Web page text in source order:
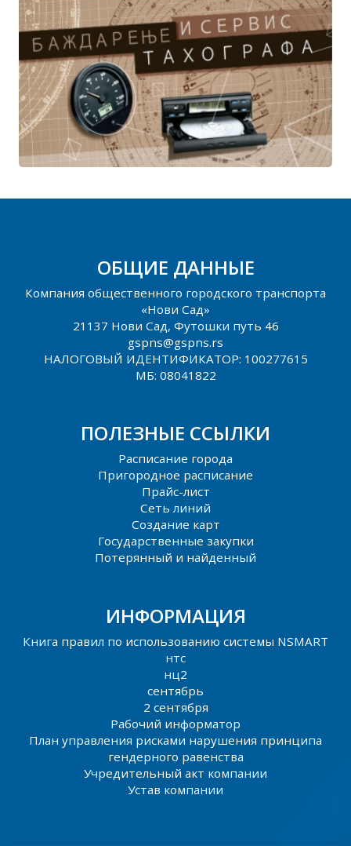
ОБЩИЕ ДАННЫЕ
Компания общественного городского транспорта
«Нови Сад»
21137 Нови Сад, Футошки путь 46
gspns@gspns.rs
НАЛОГОВЫЙ ИДЕНТИФИКАТОР: 100277615
МБ: 08041822
ПОЛЕЗНЫЕ ССЫЛКИ
Расписание города
Пригородное расписание
Прайс-лист
Сеть линий
Создание карт
Государственные закупки
Потерянный и найденный
ИНФОРМАЦИЯ
Книга правил по использованию системы NSMART
нтс
нц2
сентябрь
2 сентября
Рабочий информатор
План управления рисками нарушения принципа
гендерного равенства
Учредительный акт компании
Устав компании